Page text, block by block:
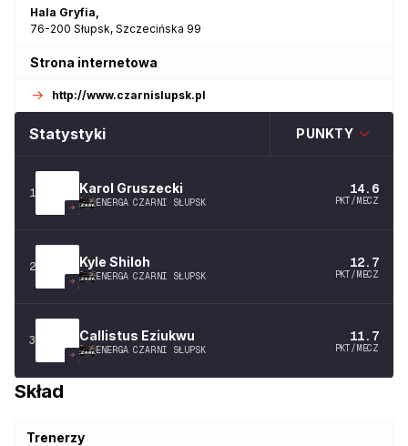
Hala Gryfia,
76-200 Słupsk, Szczecińska 99
Strona internetowa
http://www.czarnislupsk.pl
Statystyki PUNKTY
1 Karol Gruszecki
ENERGA CZARNI SŁUPSK
14.6
PKT/MECZ
2 Kyle Shiloh
ENERGA CZARNI SŁUPSK
12.7
PKT/MECZ
3 Callistus Eziukwu
ENERGA CZARNI SŁUPSK
11.7
PKT/MECZ
Skład
Trenerzy